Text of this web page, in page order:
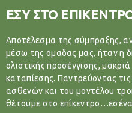
ΕΣΥ ΣΤΟ
Αποτέλεσμα της σύμπραξης,
μέσω της ομαδας μας, ήταν η
ολιστικής προσέγγισης,
καταπίεσης. Παντρεύοντας
ασθενών και του μοντέλου
θέτουμε στο